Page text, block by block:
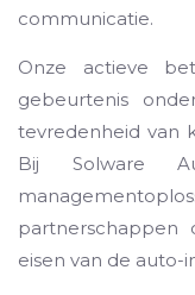
communicatie.
Onze actieve
gebeurtenis
tevredenheid van
Bij Solware
eisen van de auto-